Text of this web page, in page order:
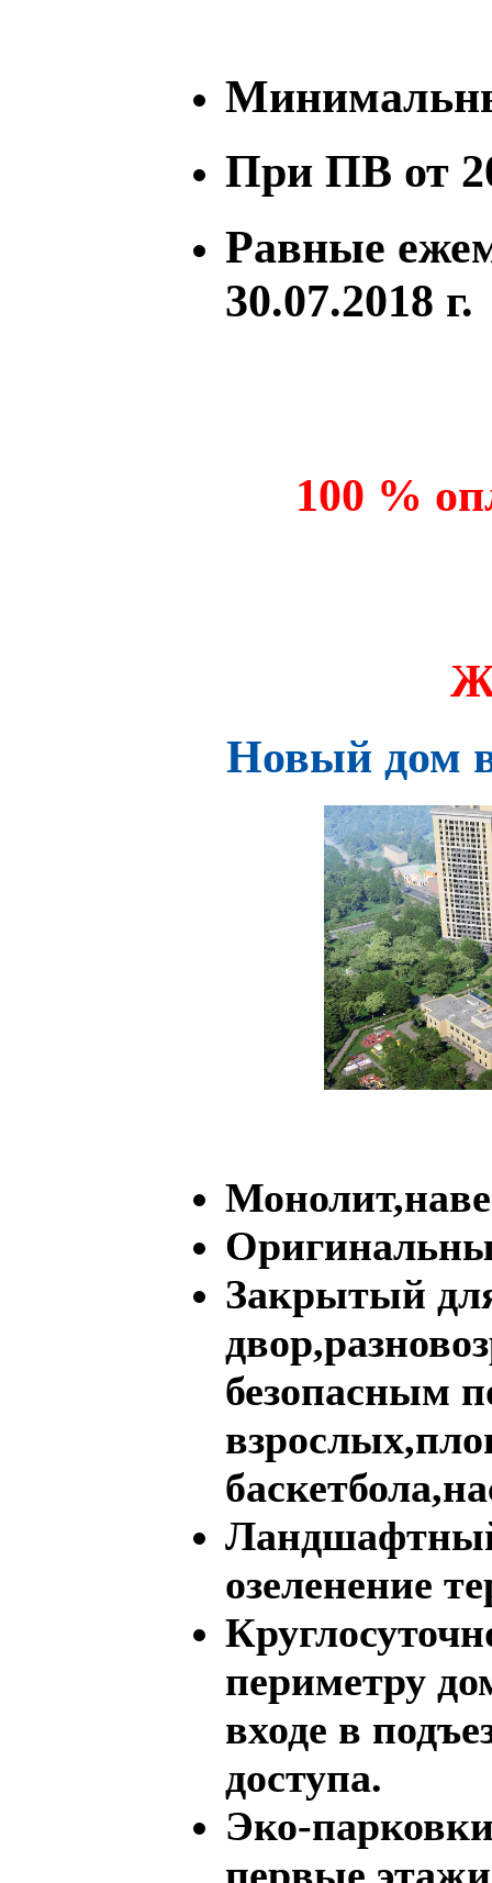
При ПВ от
Равные
30.07.2018 г.
100 %
Новый дом
Закрытый
безопасным
озеленение
периметру
входе в
доступа.
Эко-